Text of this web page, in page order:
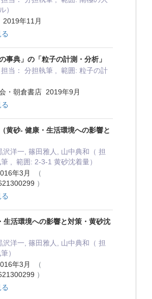
）
年11月
事典」の「粒子の計測・分析」
当： 分担執筆 , 範囲: 粒子の計
・朝倉書店 2019年9月
黄砂- 健康・生活環境への影響と
沢洋一, 篠田雅人, 山中典和（ 担
, 範囲: 2-3-1 黄砂沈着量）
年3月
（
）
生活環境への影響と対策・黄砂沈
沢洋一, 篠田雅人, 山中典和（ 担
）
年3月
（
）